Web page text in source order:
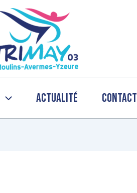
Actualité Contact